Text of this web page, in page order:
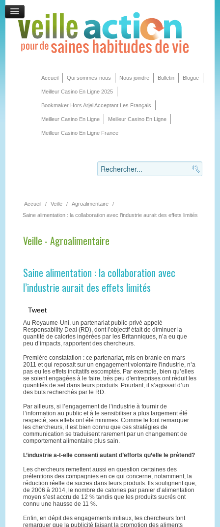
Accueil Qui sommes-nous Nous joindre Bulletin Blogue
Meilleur Casino En Ligne 2025
Bookmaker Hors Arjel Acceptant Les Français
Meilleur Casino En Ligne Meilleur Casino En Ligne
Meilleur Casino En Ligne France
Accueil / Veille / Agroalimentaire
/
Saine alimentation : la collaboration avec l’industrie aurait des effets limités
Veille - Agroalimentaire
Saine alimentation : la collaboration avec
l’industrie aurait des effets limités
Tweet
Au Royaume-Uni, un partenariat public-privé appelé
Responsability Deal (RD), dont l’objectif était de diminuer la
quantité de calories ingérées par les Britanniques, n’a eu que
peu d’impacts, rapportent des chercheurs.
Première constatation : ce partenariat, mis en branle en mars
2011 et qui reposait sur un engagement volontaire l'industrie, n’a
pas eu les effets incitatifs escomptés. Par exemple, bien qu’elles
se soient engagées à le faire, très peu d'entreprises ont réduit les
quantités de sel dans leurs produits. Pourtant, il s’agissait d’un
des buts recherchés par le RD.
Par ailleurs, si l’engagement de l’industrie à fournir de
l’information au public et à le sensibiliser a plus largement été
respecté, ses effets ont été minimes. Comme le font remarquer
les chercheurs, il est bien connu que ces stratégies de
communication se traduisent rarement par un changement de
comportement alimentaire plus sain.
L’industrie a-t-elle consenti autant d’efforts qu’elle le prétend?
Les chercheurs remettent aussi en question certaines des
prétentions des compagnies en ce qui concerne, notamment, la
réduction réelle de sucres dans leurs produits. Ils soulignent que,
de 2006 à 2014, le nombre de calories par panier d’alimentation
moyen s’est accru de 12 % tandis que les produits sucrés ont
connu une hausse de 11 %.
Enfin, en dépit des engagements initiaux, les chercheurs font
remarquer que la publicité faisant la promotion des aliments